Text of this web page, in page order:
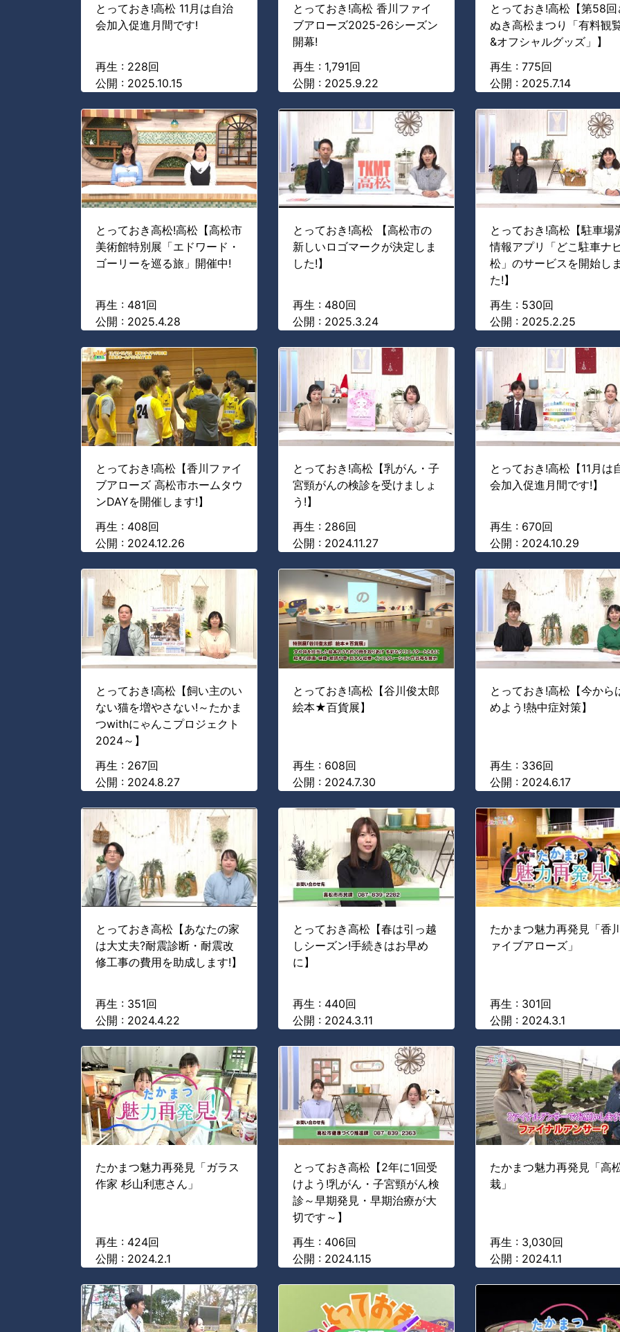
とっておき!高松 11月は自治
会加入促進月間です!
再生 : 228回
公開 : 2025.10.15
とっておき!高松 香川ファイ
ブアローズ2025-26シーズン
開幕!
再生 : 1,791回
公開 : 2025.9.22
とっておき!高松【第58回
ぬき高松まつり「有料観
&オフシャルグッズ」】
再生 : 775回
公開 : 2025.7.14
とっておき高松!高松【高松市
美術館特別展「エドワード・
ゴーリーを巡る旅」開催中!
再生 : 481回
公開 : 2025.4.28
とっておき!高松 【高松市の
新しいロゴマークが決定しま
した!】
再生 : 480回
公開 : 2025.3.24
とっておき!高松【駐車場
情報アプリ「どこ駐車ナ
松」のサービスを開始し
た!】
再生 : 530回
公開 : 2025.2.25
とっておき!高松【香川ファイ
ブアローズ 高松市ホームタウ
ンDAYを開催します!】
再生 : 408回
公開 : 2024.12.26
とっておき!高松【乳がん・子
宮頸がんの検診を受けましょ
う!】
再生 : 286回
公開 : 2024.11.27
とっておき!高松【11月は
会加入促進月間です!】
再生 : 670回
公開 : 2024.10.29
とっておき!高松【飼い主のい
ない猫を増やさない!～たかま
つwithにゃんこプロジェクト
2024～】
再生 : 267回
公開 : 2024.8.27
とっておき!高松【谷川俊太郎
絵本★百貨展】
再生 : 608回
公開 : 2024.7.30
とっておき!高松【今から
めよう!熱中症対策】
再生 : 336回
公開 : 2024.6.17
とっておき高松【あなたの家
は大丈夫?耐震診断・耐震改
修工事の費用を助成します!】
再生 : 351回
公開 : 2024.4.22
とっておき高松【春は引っ越
しシーズン!手続きはお早め
に】
再生 : 440回
公開 : 2024.3.11
たかまつ魅力再発見「香
ァイブアローズ」
再生 : 301回
公開 : 2024.3.1
たかまつ魅力再発見「ガラス
作家 杉山利恵さん」
再生 : 424回
公開 : 2024.2.1
とっておき高松【2年に1回受
けよう!乳がん・子宮頸がん検
診～早期発見・早期治療が大
切です～】
再生 : 406回
公開 : 2024.1.15
たかまつ魅力再発見「高
栽」
再生 : 3,030回
公開 : 2024.1.1